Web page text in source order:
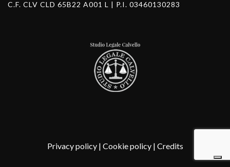
C.F. CLV CLD 65B22 A001 L | P.I. 03460130283
Privacy policy| Cookie policy| Credits